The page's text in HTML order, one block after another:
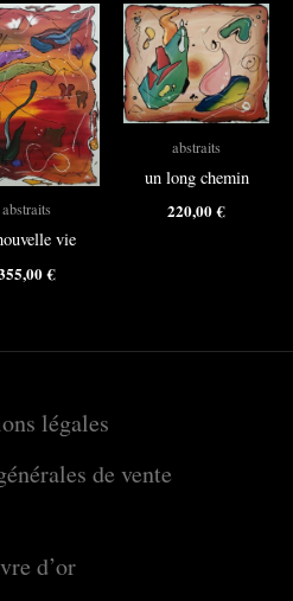
abstraits
vie
€
abstraits
un long chemin
220,00€
légales
de vente
d’or